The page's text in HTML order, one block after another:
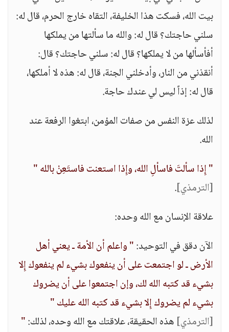
بيت الله، فسكت هذا الخليفة، التقاه خارج الحرم، قال له:
سلني حاجتك؟ قال له: والله ما سألتها من يملكها
أفأسألها من لا يملكها؟ قال له: سلني حاجتك؟ قال:
أنقذني من النار، وأدخلني الجنة، قال له: هذه لا أملكها،
قال له: إذاً ليس لي عندك حاجة.
لذلك عزة النفس من صفات المؤمن، ابتغوا الرفعة عند
الله.
" إِذا سألتَ فاسألِ الله، وإِذا استعنت فاستَعِنْ بالله "
[الترمذي].
علاقة الإنسان مع الله وحده:
الآن دقق في التوحيد:" واعلم أن الأمة ـ يعني أهل
الأرض ـ لو اجتمعت على أن ينفعوك بشيء لم ينفعوك إِلا
بشيء قد كتبه الله لك، وإن اجتمعوا على أن يضروك
بشيء لم يضروك إِلا بشيء قد كتبه الله عليك "
[الترمذي] هذه الحقيقة، علاقتك مع الله وحده، لذلك:"